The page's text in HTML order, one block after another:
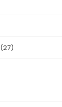
(27)